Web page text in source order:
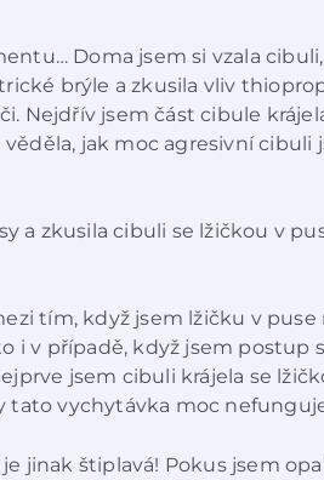
Doma jsem si vzala
brýle a zkusila vliv
Nejdřív jsem část cibule
jak moc agresivní cibuli
a zkusila cibuli se lžičkou v
tím, když jsem lžičku v puse
i v případě, když jsem postup
jsem cibuli krájela se
tato vychytávka moc
jinak štiplavá! Pokus jsem